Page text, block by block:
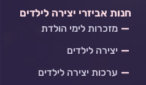
b
o
s
p
חנות אביזרי יצירה לילדים
מזכרות לימי הולדת
יצירה לילדים
ערכות יצירה לילדים